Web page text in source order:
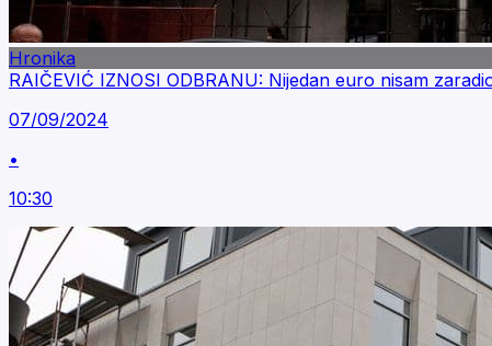
Hronika
RAIČEVIĆ IZNOSI ODBRANU: Nijedan euro nisam
07/09/2024
•
10:30